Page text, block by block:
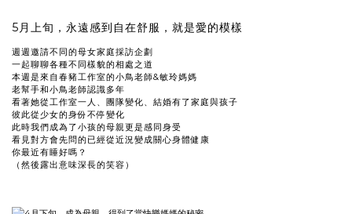
5月上旬，永遠感到自在舒服，就是愛的模樣
週週邀請不同的母女家庭採訪企劃
一起聊聊各種不同樣貌的相處之道
本週是來自春豬工作室的小鳥老師&敏玲媽媽
老幫手和小鳥老師認識多年
看著她從工作室一人、團隊變化、結婚有了家庭與孩子
彼此從少女的身份不停變化
此時我們成為了小孩的母親更是感同身受
看見對方會先問的已經從近況變成關心身體健康
你最近有睡好嗎？
（然後露出意味深長的笑容）